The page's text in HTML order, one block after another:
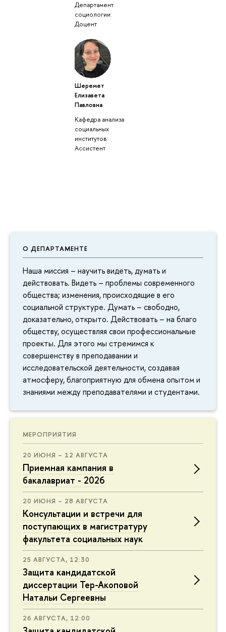
О ДЕПАРТАМЕНТЕ
Наша миссия – научить видеть, думать и
действовать. Видеть – проблемы современного
общества; изменения, происходящие в его
социальной структуре. Думать – свободно,
доказательно, открыто. Действовать – на благо
обществу, осуществляя свои профессиональные
проекты. Для этого мы стремимся к
совершенству в преподавании и
исследовательской деятельности, создавая
атмосферу, благоприятную для обмена опытом и
знаниями между преподавателями и студентами.
МЕРОПРИЯТИЯ
20 ИЮНЯ – 12 АВГУСТА
Приемная кампания в
бакалавриат - 2026
20 ИЮНЯ – 28 АВГУСТА
Консультации и встречи для
поступающих в магистратуру
факультета социальных наук
25 АВГУСТА, 12:30
Защита кандидатской
диссертации Тер-Акоповой
Натальи Сергеевны
26 АВГУСТА, 12:00
Департамент
социологии:
Доцент
Шеремет
Елизавета
Павловна
Кафедра анализа
социальных
институтов:
Ассистент